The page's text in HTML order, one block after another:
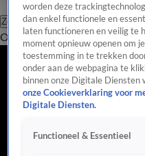
Zoeken
OverzichtRegioUitzendingen
worden deze
dan enkel functionele en
laten functioneren en veilig te
moment opnieuw openen om
toestemming in te trekken
onder aan de webpagina te
binnen onze Digitale Diensten
onze Cookieverklaring voor
Digitale Diensten.
Functioneel & Essentieel